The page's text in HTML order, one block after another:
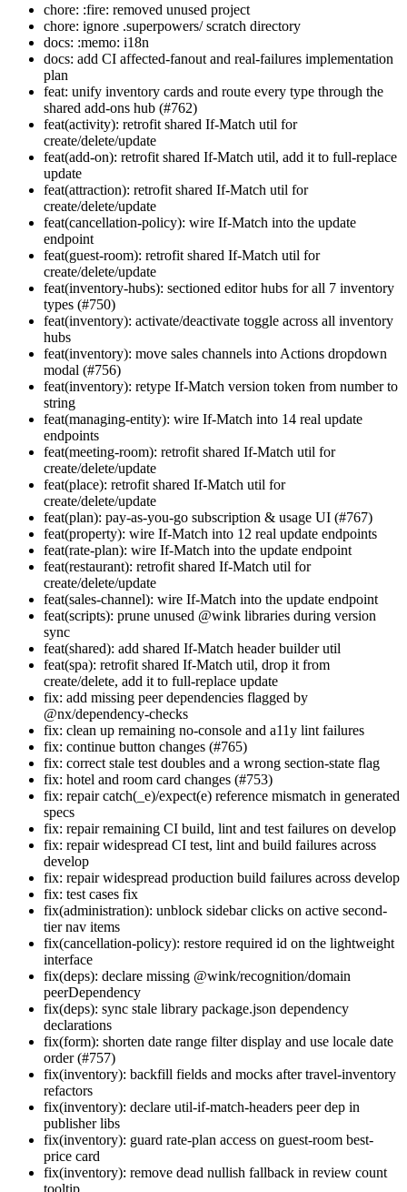
chore: :fire: removed unused project
chore: ignore .superpowers/ scratch directory
docs: :memo: i18n
docs: add CI affected-fanout and real-failures implementation
plan
feat: unify inventory cards and route every type through the
shared add-ons hub (#762)
feat(activity): retrofit shared If-Match util for
create/delete/update
feat(add-on): retrofit shared If-Match util, add it to full-replace
update
feat(attraction): retrofit shared If-Match util for
create/delete/update
feat(cancellation-policy): wire If-Match into the update
endpoint
feat(guest-room): retrofit shared If-Match util for
create/delete/update
feat(inventory-hubs): sectioned editor hubs for all 7 inventory
types (#750)
feat(inventory): activate/deactivate toggle across all inventory
hubs
feat(inventory): move sales channels into Actions dropdown
modal (#756)
feat(inventory): retype If-Match version token from number to
string
feat(managing-entity): wire If-Match into 14 real update
endpoints
feat(meeting-room): retrofit shared If-Match util for
create/delete/update
feat(place): retrofit shared If-Match util for
create/delete/update
feat(plan): pay-as-you-go subscription & usage UI (#767)
feat(property): wire If-Match into 12 real update endpoints
feat(rate-plan): wire If-Match into the update endpoint
feat(restaurant): retrofit shared If-Match util for
create/delete/update
feat(sales-channel): wire If-Match into the update endpoint
feat(scripts): prune unused @wink libraries during version
sync
feat(shared): add shared If-Match header builder util
feat(spa): retrofit shared If-Match util, drop it from
create/delete, add it to full-replace update
fix: add missing peer dependencies flagged by
@nx/dependency-checks
fix: clean up remaining no-console and a11y lint failures
fix: continue button changes (#765)
fix: correct stale test doubles and a wrong section-state flag
fix: hotel and room card changes (#753)
fix: repair catch(_e)/expect(e) reference mismatch in generated
specs
fix: repair remaining CI build, lint and test failures on develop
fix: repair widespread CI test, lint and build failures across
develop
fix: repair widespread production build failures across develop
fix: test cases fix
fix(administration): unblock sidebar clicks on active second-
tier nav items
fix(cancellation-policy): restore required id on the lightweight
interface
fix(deps): declare missing @wink/recognition/domain
peerDependency
fix(deps): sync stale library package.json dependency
declarations
fix(form): shorten date range filter display and use locale date
order (#757)
fix(inventory): backfill fields and mocks after travel-inventory
refactors
fix(inventory): declare util-if-match-headers peer dep in
publisher libs
fix(inventory): guard rate-plan access on guest-room best-
price card
fix(inventory): remove dead nullish fallback in review count
tooltip